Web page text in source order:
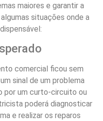
maiores e garantir a
situações onde a
comercial ficou sem
sinal de um problema
por um curto-circuito ou
poderá diagnosticar
e realizar os reparos